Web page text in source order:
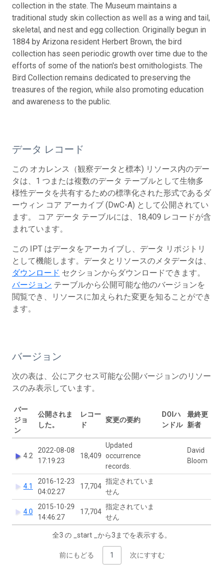
collection in the state. The Museum maintains a
traditional study skin collection as well as a wing and tail,
skeletal, and nest and egg collection. Originally begun in
1884 by Arizona resident Herbert Brown, the bird
collection has seen periodic growth over time due to the
efforts of some of the nation's best ornithologists. The
Bird Collection remains dedicated to preserving the
treasures of the region, while also promoting education
and awareness to the public.
データ レコード
この オカレンス（観察データと標本) リソース内のデー
タは、1 つまたは複数のデータ テーブルとして生物多
様性データを共有するための標準化された形式であるダ
ーウィン コア アーカイブ (DwC-A) として公開されてい
ます。 コア データ テーブルには、18,409 レコードが含
まれています。
この IPT はデータをアーカイブし、データ リポジトリ
として機能します。データとリソースのメタデータは、
ダウンロード セクションからダウンロードできます。
バージョン テーブルから公開可能な他のバージョンを
閲覧でき、リソースに加えられた変更を知ることができ
ます。
バージョン
次の表は、公にアクセス可能な公開バージョンのリソー
スのみ表示しています。
バー
ジョ
ン
公開されま
した。
レコー
ド
変更の要約
DOIハ
ンドル
最終更
新者
4.2
2022-08-08
17:19:23
18,409
Updated
occurrence
records.
David
Bloom
4.1
2016-12-23
04:02:27
17,704
指定されていま
せん
4.0
2015-10-29
14:46:27
17,704
指定されていま
せん
全3 の _start _から3までを表示する。
前にもどる 1 次にすすむ